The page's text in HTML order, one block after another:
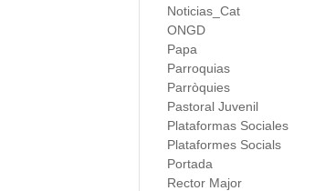
Noticias_Cat
ONGD
Papa
Parroquias
Parròquies
Pastoral Juvenil
Plataformas Sociales
Plataformes Socials
Portada
Rector Major